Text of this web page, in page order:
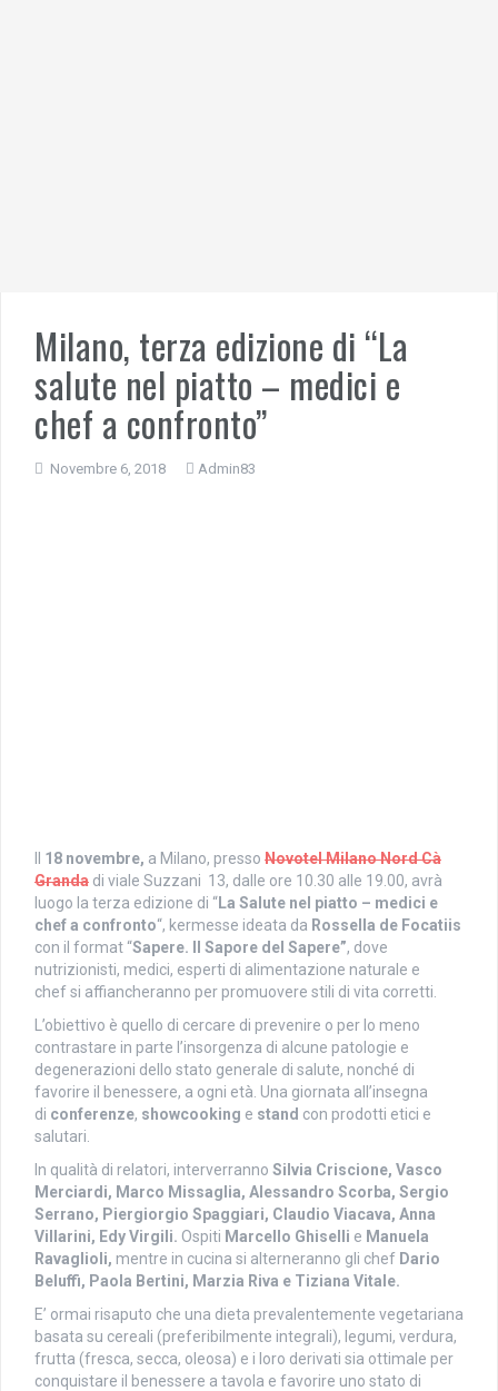
Milano, terza edizione di “La
salute nel piatto – medici e
chef a confronto”
Novembre 6, 2018 Admin83
18 novembre, a Milano, presso Novotel Milano Nord Cà
Granda di viale Suzzani 13, dalle ore 10.30 alle 19.00, avrà
luogo la terza edizione di “La Salute nel piatto – medici e
chef a confronto“, kermesse ideata da Rossella de Focatiis
con il format “Sapere. Il Sapore del Sapere”, dove
nutrizionisti, medici, esperti di alimentazione naturale e
chef si affiancheranno per promuovere stili di vita corretti.
L’obiettivo è quello di cercare di prevenire o per lo meno
contrastare in parte l’insorgenza di alcune patologie e
degenerazioni dello stato generale di salute, nonché di
favorire il benessere, a ogni età. Una giornata all’insegna
di conferenze, showcooking e stand con prodotti etici e
salutari.
In qualità di relatori, interverranno Silvia Criscione, Vasco
Merciardi, Marco Missaglia, Alessandro Scorba, Sergio
Serrano, Piergiorgio Spaggiari, Claudio Viacava, Anna
Villarini, Edy Virgili. Ospiti Marcello Ghiselli e Manuela
Ravaglioli, mentre in cucina si alterneranno gli chef Dario
Beluffi, Paola Bertini, Marzia Riva e Tiziana Vitale.
E’ ormai risaputo che una dieta prevalentemente vegetariana
basata su cereali (preferibilmente integrali), legumi, verdura,
frutta (fresca, secca, oleosa) e i loro derivati sia ottimale per
conquistare il benessere a tavola e favorire uno stato di